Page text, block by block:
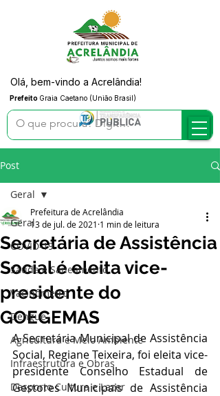
Prefeito Graia Caetano (União Brasil)
Olá, bem-vindo a Acrelândia!
Post
Geral
COVID-19
Saúde e Saneamento
Vacinômetro
Dengue
Agricultura e Meio Ambiente
Infraestrutura e Obras
Desporto Cultura e Lazer
Geral
Secretária de Assistência
Social é eleita vice-
presidente do
GOEGEMAS
Prefeitura de Acrelândia
13 de jul. de 2021 1 min de leitura
A Secretária Municipal de Assistência
Social, Regiane Teixeira, foi eleita vice-
presidente Conselho Estadual de
Gestores Municipais de Assistência